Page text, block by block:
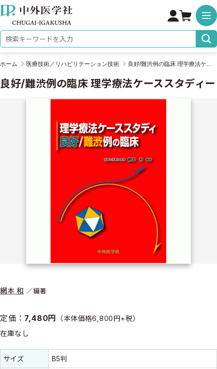
株式会社 中外医学社
検索キーワード
ホーム 医療技術／リハビリテーション技術
良好/難渋例の臨床 理学療法ケーススタディー
網本 和 編著
定価： 7,480円 （本体価格6,800円+税）
在庫なし
書誌情報
書誌情報
サイズ B5判